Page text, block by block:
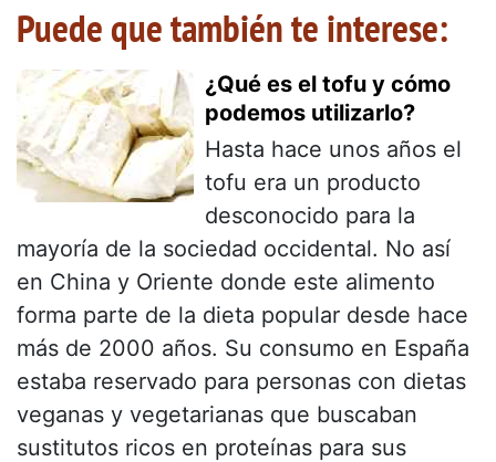
Puede que también te interese:
¿Qué es el tofu y cómo
podemos utilizarlo?
Hasta hace unos años el
tofu era un producto
desconocido para la
mayoría de la sociedad occidental. No así
en China y Oriente donde este alimento
forma parte de la dieta popular desde hace
más de 2000 años. Su consumo en España
estaba reservado para personas con dietas
veganas y vegetarianas que buscaban
sustitutos ricos en proteínas para sus